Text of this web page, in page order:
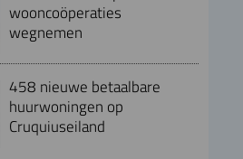
wooncoöperaties
wegnemen
458 nieuwe betaalbare
huurwoningen op
Cruquiuseiland